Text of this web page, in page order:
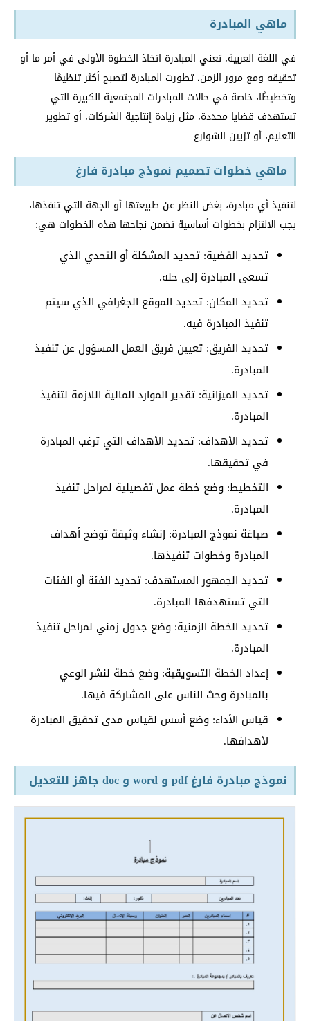
ماهي المبادرة
في اللغة العربية، تعني المبادرة اتخاذ الخطوة الأولى في أمر ما أو
تحقيقه ومع مرور الزمن، تطورت المبادرة لتصبح أكثر تنظيمًا
وتخطيطًا، خاصة في حالات المبادرات المجتمعية الكبيرة التي
تستهدف قضايا محددة، مثل زيادة إنتاجية الشركات، أو تطوير
التعليم، أو تزيين الشوارع.
ماهي خطوات تصميم نموذج مبادرة فارغ
لتنفيذ أي مبادرة، بغض النظر عن طبيعتها أو الجهة التي تنفذها،
يجب الالتزام بخطوات أساسية تضمن نجاحها هذه الخطوات هي:
تحديد القضية: تحديد المشكلة أو التحدي الذي
تسعى المبادرة إلى حله.
تحديد المكان: تحديد الموقع الجغرافي الذي سيتم
تنفيذ المبادرة فيه.
تحديد الفريق: تعيين فريق العمل المسؤول عن تنفيذ
المبادرة.
تحديد الميزانية: تقدير الموارد المالية اللازمة لتنفيذ
المبادرة.
تحديد الأهداف: تحديد الأهداف التي ترغب المبادرة
في تحقيقها.
التخطيط: وضع خطة عمل تفصيلية لمراحل تنفيذ
المبادرة.
صياغة نموذج المبادرة: إنشاء وثيقة توضح أهداف
المبادرة وخطوات تنفيذها.
تحديد الجمهور المستهدف: تحديد الفئة أو الفئات
التي تستهدفها المبادرة.
تحديد الخطة الزمنية: وضع جدول زمني لمراحل تنفيذ
المبادرة.
إعداد الخطة التسويقية: وضع خطة لنشر الوعي
بالمبادرة وحث الناس على المشاركة فيها.
قياس الأداء: وضع أسس لقياس مدى تحقيق المبادرة
لأهدافها.
نموذج مبادرة فارغ pdf و word و doc جاهز للتعديل